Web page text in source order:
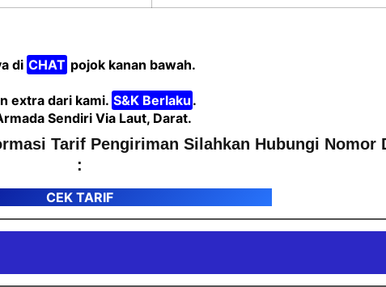
di CHAT pojok kanan bawah.
extra dari kami. S&K Berlaku .
Sendiri Via Laut, Darat.
Tarif Pengiriman Silahkan Hubungi Nomor
:
CEK TARIF